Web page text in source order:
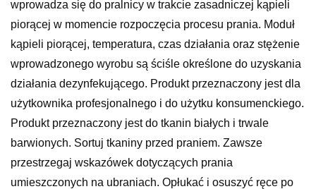
wprowadza się do pralnicy w trakcie zasadniczej kąpieli
piorącej w momencie rozpoczęcia procesu prania. Moduł
kąpieli piorącej, temperatura, czas działania oraz stężenie
wprowadzonego wyrobu są ściśle określone do uzyskania
działania dezynfekującego. Produkt przeznaczony jest dla
użytkownika profesjonalnego i do użytku konsumenckiego.
Produkt przeznaczony jest do tkanin białych i trwale
barwionych. Sortuj tkaniny przed praniem. Zawsze
przestrzegaj wskazówek dotyczących prania
umieszczonych na ubraniach. Opłukać i osuszyć ręce po